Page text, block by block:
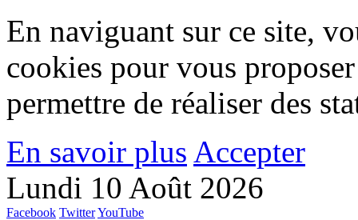
En naviguant sur ce site,
cookies pour vous
permettre de réaliser des
En savoir plus Accepter
Lundi 10 Août 2026
Facebook TwitterYouTube